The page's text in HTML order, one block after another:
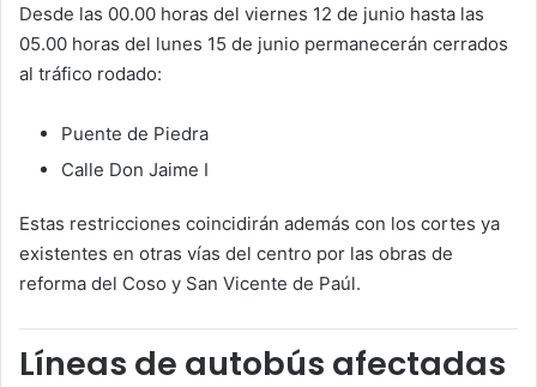
Desde las 00.00 horas del viernes 12 de junio hasta las
05.00 horas del lunes 15 de junio permanecerán cerrados
al tráfico rodado:
Puente de Piedra
Calle Don Jaime I
Estas restricciones coincidirán además con los cortes ya
existentes en otras vías del centro por las obras de
reforma del Coso y San Vicente de Paúl.
Líneas de autobús afectadas